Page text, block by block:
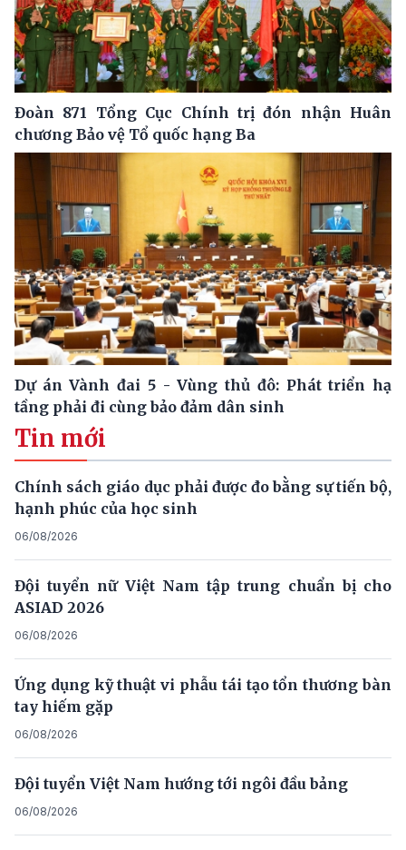
Đoàn 871 Tổng Cục Chính trị đón nhận Huân
chương Bảo vệ Tổ quốc hạng Ba
Dự án Vành đai 5 - Vùng thủ đô: Phát triển hạ
tầng phải đi cùng bảo đảm dân sinh
Tin mới
Chính sách giáo dục phải được đo bằng sự tiến bộ,
hạnh phúc của học sinh
06/08/2026
Đội tuyển nữ Việt Nam tập trung chuẩn bị cho
ASIAD 2026
06/08/2026
Ứng dụng kỹ thuật vi phẫu tái tạo tổn thương bàn
tay hiếm gặp
06/08/2026
Đội tuyển Việt Nam hướng tới ngôi đầu bảng
06/08/2026